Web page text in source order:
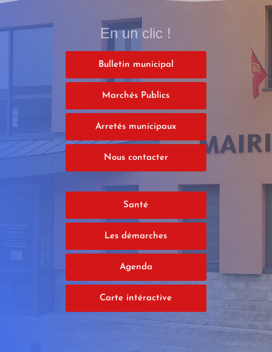
En un clic !
Bulletin municipal
Marchés Publics
Arretés municipaux
Nous contacter
Santé
Les démarches
Agenda
Carte intéractive